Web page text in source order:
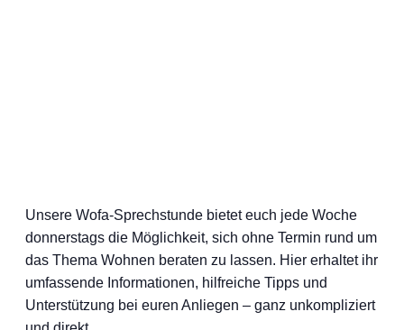
Unsere Wofa-Sprechstunde bietet euch jede Woche
donnerstags die Möglichkeit, sich ohne Termin rund um
das Thema Wohnen beraten zu lassen. Hier erhaltet ihr
umfassende Informationen, hilfreiche Tipps und
Unterstützung bei euren Anliegen – ganz unkompliziert